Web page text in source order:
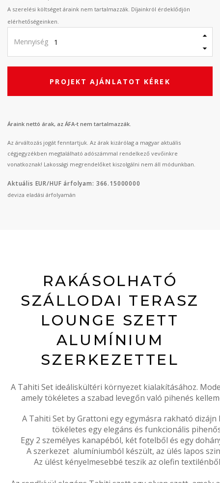
A szerelési költséget áraink nem tartalmazzák. Díjainkról érdeklődjön
elérhetőségeinken.
Mennyiség
PROJEKT AJÁNLATOT KÉREK
Áraink nettó árak, az ÁFA-t nem tartalmazzák.
Az árváltozás jogát fenntartjuk. Az árak kizárólag a magyar aktuális
cégjegyzékben megtalálható adószámmal rendelkező vevőinkre
vonatkoznak! Lakossági megrendelőket kiszolgálni nem áll módunkban.
Aktuális EUR/HUF árfolyam: 366.15000000
deviza eladási árfolyamán
RAKÁSOLHATÓ
SZÁLLODAI TERASZ
LOUNGE SZETT
ALUMÍNIUM
SZERKEZETTEL
A Tahiti Set ideáliskültéri környezet kialakításához.
amely tökéletes a szabad levegőn való pihenés
A Tahiti Set by Grattoni egyegymásra rakható
tökéletes egy elegáns és funkcionális
Egy 2 személyes kanapéból, két fotelből és egy
A szerkezet alumíniumból készült, az ülés lapos
Az ülést kényelmesebbé teszik az olefin